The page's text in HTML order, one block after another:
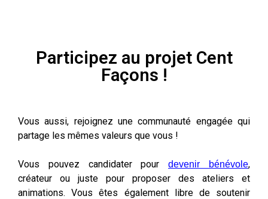
Participez au projet Cent
Façons !
Vous aussi, rejoignez une communauté engagée qui
partage les mêmes valeurs que vous !
Vous pouvez candidater pourdevenir bénévole,
créateur ou juste pour proposer des ateliers et
animations.Vous êtes également libre de soutenir